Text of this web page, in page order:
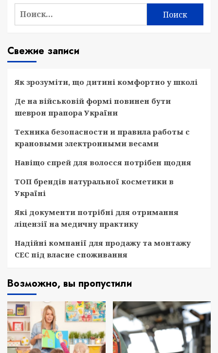
Найти:
Свежие записи
Як зрозуміти, що дитині комфортно у школі
Де на військовій формі повинен бути
шеврон прапора України
Техника безопасности и правила работы с
крановыми электронными весами
Навіщо спрей для волосся потрібен щодня
ТОП брендів натуральної косметики в
Україні
Які документи потрібні для отримання
ліцензії на медичну практику
Надійні компанії для продажу та монтажу
СЕС під власне споживання
Возможно, вы пропустили